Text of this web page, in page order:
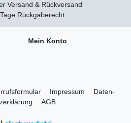
Versand & Rückversand
Rückgaberecht
Mein Konto
Impressum
Daten­
AGB